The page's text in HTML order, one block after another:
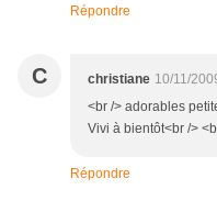
Répondre
C christiane 10/11/
<br /> adorables
Vivi à bientôt<br />
Répondre